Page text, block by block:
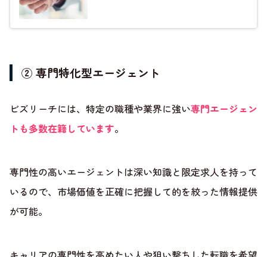
② 専門特化型エージェント
ビズリーチには、特定の職種や業界に強い専門エージェン
トも多数在籍しています。
専門性の高いエージェントは深い知識と限定求人を持って
いるので、市場価値を正確に把握して的を絞った情報提供
が可能。